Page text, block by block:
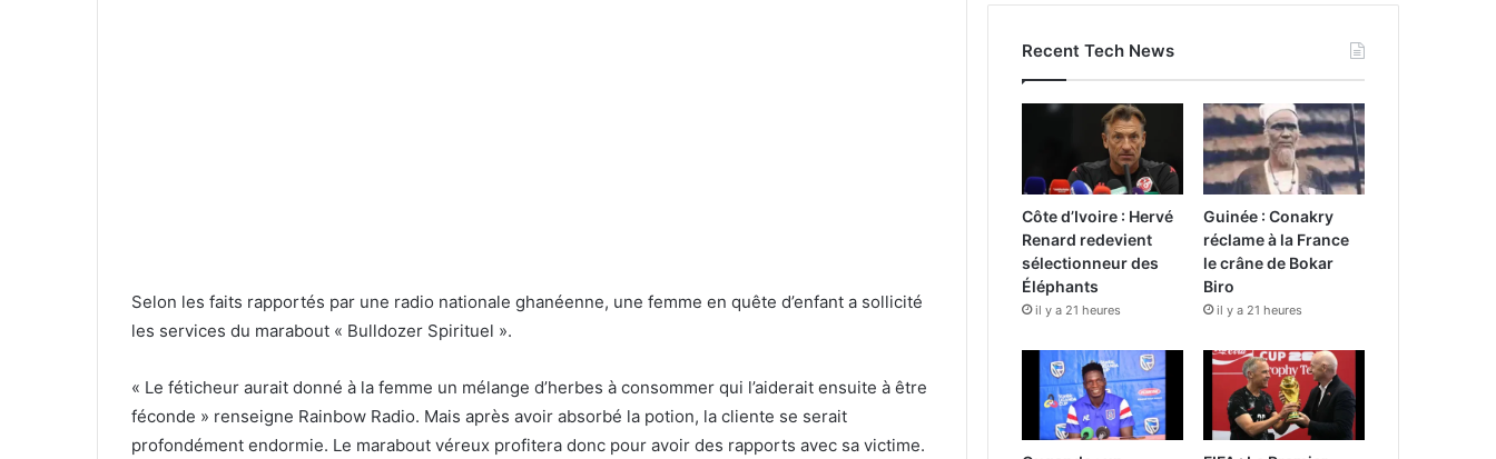
Selon les faits rapportés par une radio nationale ghanéenne, une femme en quête d’enfant a sollicité
les services du marabout « Bulldozer Spirituel ».
« Le féticheur aurait donné à la femme un mélange d’herbes à consommer qui l’aiderait ensuite à être
féconde » renseigne Rainbow Radio. Mais après avoir absorbé la potion, la cliente se serait
profondément endormie. Le marabout véreux profitera donc pour avoir des rapports avec sa victime.
Recent Tech News
Côte d’Ivoire : Hervé
Renard redevient
sélectionneur des
Éléphants
il y a 21 heures
Guinée : Conakry
réclame à la France
le crâne de Bokar
Biro
il y a 21 heures